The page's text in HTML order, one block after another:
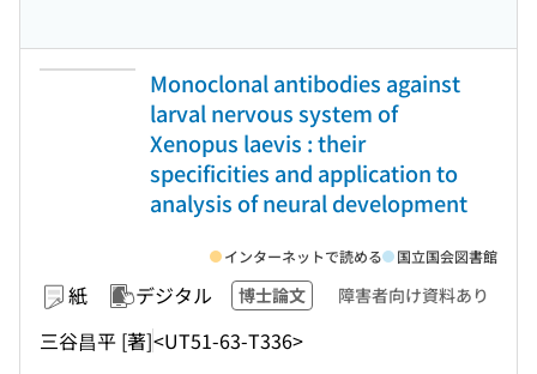
Monoclonal antibodies against
larval nervous system of
Xenopus laevis : their
specificities and application to
analysis of neural development
紙 デジタル 博士論文 障害者向け資料あり
三谷昌平 [著]<UT51-63-T336>
インターネットで読める 国立国会図書館